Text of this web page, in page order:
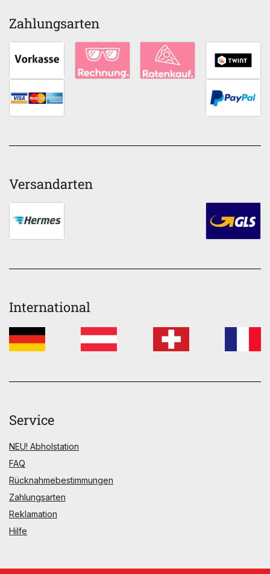
Zahlungsarten
Versandarten
International
Service
NEU! Abholstation
FAQ
Rücknahmebestimmungen
Zahlungsarten
Reklamation
Hilfe